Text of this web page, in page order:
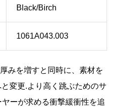
Black/Birch
1061A043.003
みを増すと同時に、素材を
変更.より高く跳ぶためのサ
ーが求める衝撃緩衝性を追